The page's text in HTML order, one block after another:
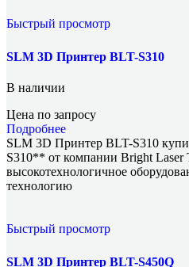
Быстрый просмотр
SLM 3D Принтер BLT-S310
В наличии
Цена по запросу
Подробнее
SLM 3D Принтер BLT-S310
S310** от компании Bright
высокотехнологичное
технологию
Быстрый просмотр
SLM 3D Принтер BLT-S450Q